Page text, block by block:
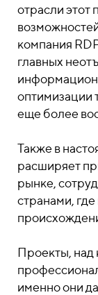
отрасли этот
компания
главных
оптимизации
еще более
Также в
расширяет
рынке,
странами,
Проекты, над
именно они